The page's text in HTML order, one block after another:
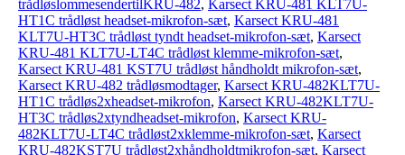
trådløslommesendertilKRU-482, Karsect KRU-481 KLT7U-
HT1C trådløst headset-mikrofon-sæt, Karsect KRU-481
KLT7U-HT3C trådløst tyndt headset-mikrofon-sæt, Karsect
KRU-481 KLT7U-LT4C trådløst klemme-mikrofon-sæt,
Karsect KRU-481 KST7U trådløst håndholdt mikrofon-sæt,
Karsect KRU-482 trådløsmodtager, Karsect KRU-482KLT7U-
HT1C trådløs2xheadset-mikrofon, Karsect KRU-482KLT7U-
HT3C trådløs2xtyndheadset-mikrofon, Karsect KRU-
482KLT7U-LT4C trådløst2xklemme-mikrofon-sæt, Karsect
KRU-482KST7U trådløst2xhåndholdtmikrofon-sæt, Karsect